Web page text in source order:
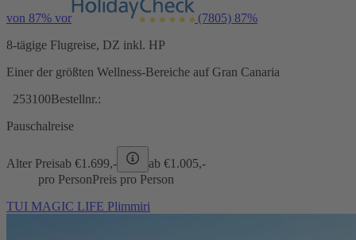
von 87% vor (7805) 87%
8-tägige Flugreise, DZ inkl. HP
Einer der größten Wellness-Bereiche auf Gran Canaria
253100Bestellnr.:
Pauschalreise
Alter Preisab €1.699,- ab €1.005,-
pro PersonPreis pro Person
TUI MAGIC LIFE Plimmiri